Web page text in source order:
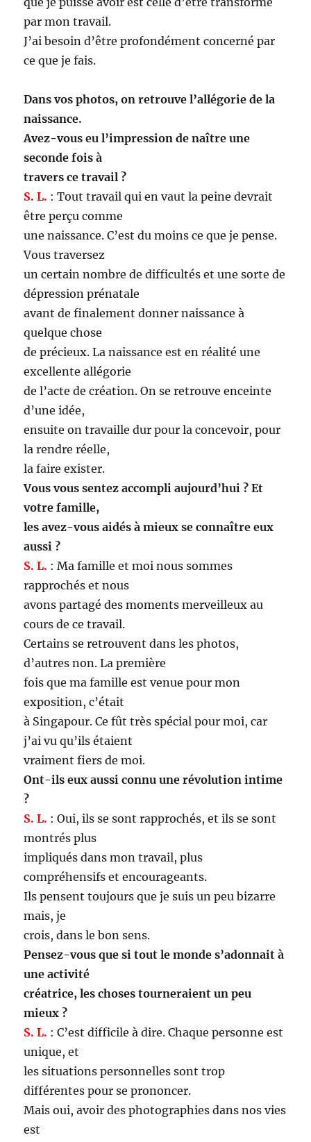
par mon travail.
J’ai besoin d’être profondément concerné par
ce que je fais.
Dans vos photos, on retrouve l’allégorie de la
naissance.
Avez-vous eu l’impression de naître une
seconde fois à
travers ce travail ?
S. L. : Tout travail qui en vaut la peine devrait
être perçu comme
une naissance. C’est du moins ce que je pense.
Vous traversez
un certain nombre de difficultés et une sorte de
dépression prénatale
avant de finalement donner naissance à
quelque chose
de précieux. La naissance est en réalité une
excellente allégorie
de l’acte de création. On se retrouve enceinte
d’une idée,
ensuite on travaille dur pour la concevoir, pour
la rendre réelle,
la faire exister.
Vous vous sentez accompli aujourd’hui ? Et
votre famille,
les avez-vous aidés à mieux se connaître eux
aussi ?
S. L. : Ma famille et moi nous sommes
rapprochés et nous
avons partagé des moments merveilleux au
cours de ce travail.
Certains se retrouvent dans les photos,
d’autres non. La première
fois que ma famille est venue pour mon
exposition, c’était
à Singapour. Ce fût très spécial pour moi, car
j’ai vu qu’ils étaient
vraiment fiers de moi.
Ont-ils eux aussi connu une révolution intime
?
S. L. : Oui, ils se sont rapprochés, et ils se sont
montrés plus
impliqués dans mon travail, plus
compréhensifs et encourageants.
Ils pensent toujours que je suis un peu bizarre
mais, je
crois, dans le bon sens.
Pensez-vous que si tout le monde s’adonnait à
une activité
créatrice, les choses tourneraient un peu
mieux ?
S. L. : C’est difficile à dire. Chaque personne est
unique, et
les situations personnelles sont trop
différentes pour se prononcer.
Mais oui, avoir des photographies dans nos vies
est